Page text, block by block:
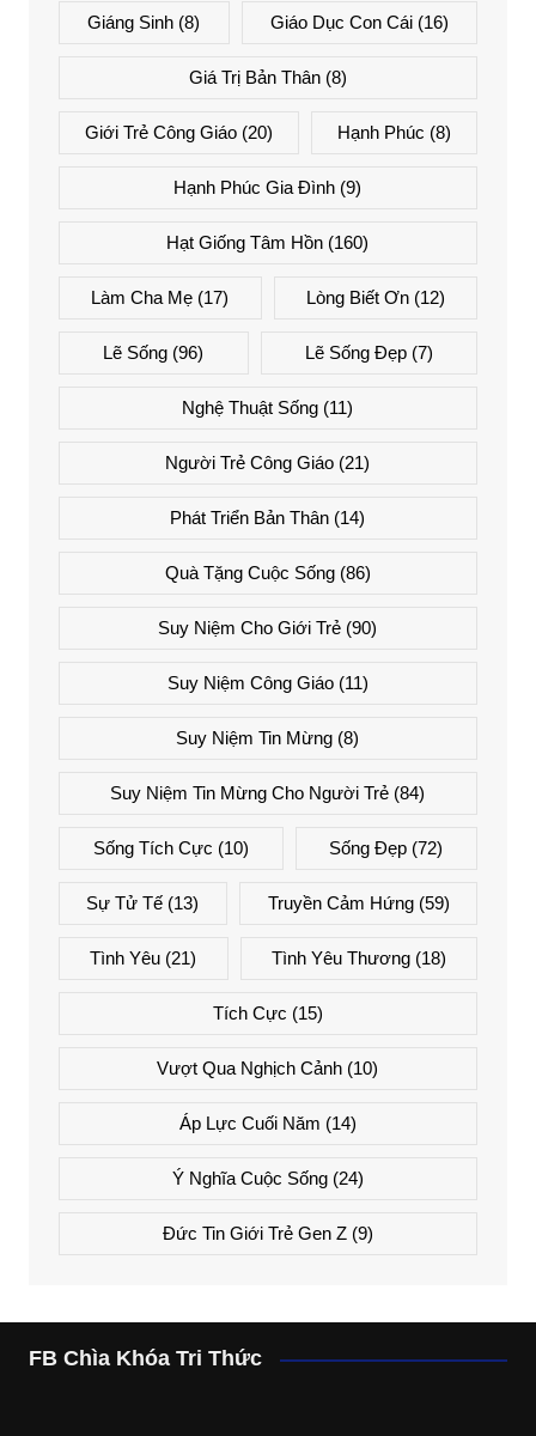
Giáng Sinh (8) Giáo Dục Con Cái(16)
Giá Trị Bản Thân(8)
Giới Trẻ Công Giáo(20) Hạnh Phúc (8)
Hạnh Phúc Gia Đình (9)
Hạt Giống Tâm Hồn (160)
Làm Cha Mẹ (17) Lòng Biết Ơn(12)
Lẽ Sống (96) Lẽ Sống Đẹp(7)
Nghệ Thuật Sống (11)
Người Trẻ Công Giáo (21)
Phát Triển Bản Thân (14)
Quà Tặng Cuộc Sống(86)
Suy Niệm Cho Giới Trẻ (90)
Suy Niệm Công Giáo(11)
Suy Niệm Tin Mừng (8)
Suy Niệm Tin Mừng Cho Người Trẻ (84)
Sống Tích Cực (10) Sống Đẹp (72)
Sự Tử Tế (13) Truyền Cảm Hứng(59)
Tình Yêu (21) Tình Yêu Thương(18)
Tích Cực (15)
Vượt Qua Nghịch Cảnh (10)
Áp Lực Cuối Năm (14)
Ý Nghĩa Cuộc Sống(24)
Đức Tin Giới Trẻ Gen Z(9)
FB Chìa Khóa Tri Thức